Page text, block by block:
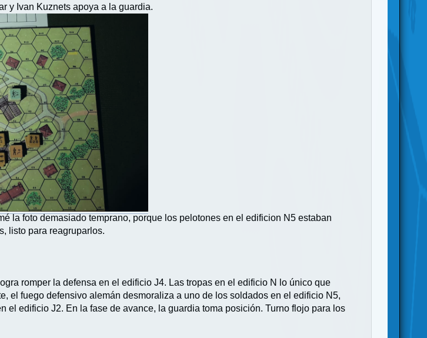
y Ivan Kuznets apoya a la guardia.
la foto demasiado temprano, porque los pelotones en el edificion N5 estaban
listo para reagruparlos.
romper la defensa en el edificio J4. Las tropas en el edificio N lo único que
el fuego defensivo alemán desmoraliza a uno de los soldados en el edificio N5,
el edificio J2. En la fase de avance, la guardia toma posición. Turno flojo para los